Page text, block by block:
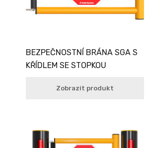
BEZPEČNOSTNÍ BRÁNA SGA S
KŘÍDLEM SE STOPKOU
Zobrazit produkt